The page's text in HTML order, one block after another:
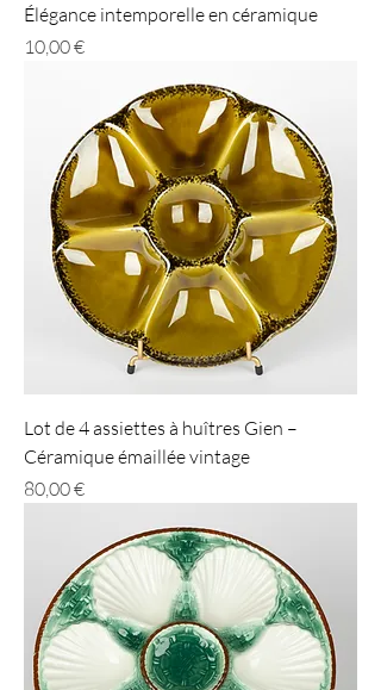
Élégance intemporelle en céramique
Prix
10,00 €
Lot de 4 assiettes à huîtres Gien –
Céramique émaillée vintage
Prix
80,00 €